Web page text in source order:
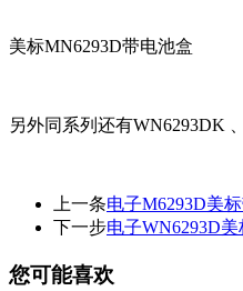
美标MN6293D带电池盒
另外同系列还有WN6293DK
上一条电子M6293D美
下一步电子WN6293D
您可能喜欢